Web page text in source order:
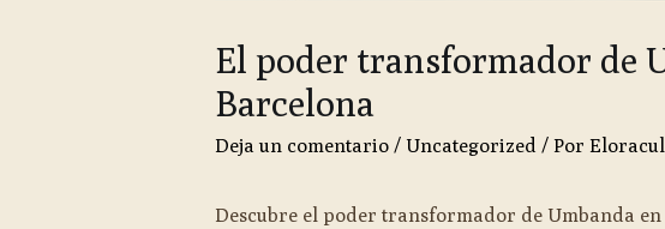
El poder transformador de
Barcelona
Deja un comentario / Uncategorized / Por
Descubre el poder transformador de Umbanda